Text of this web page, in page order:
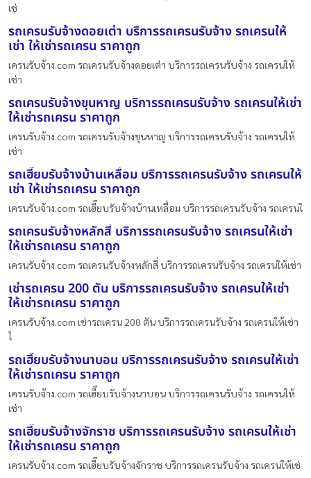
เช่
รถเครนรับจ้างดอยเต่า บริการรถเครนรับจ้าง รถเครนให้
เช่า ให้เช่ารถเครน ราคาถูก
เครนรับจ้าง.com รถเครนรับจ้างดอยเต่า บริการรถเครนรับจ้าง รถเครนให้
เช่า
รถเครนรับจ้างขุนหาญ บริการรถเครนรับจ้าง รถเครนให้เช่า
ให้เช่ารถเครน ราคาถูก
เครนรับจ้าง.com รถเครนรับจ้างขุนหาญ บริการรถเครนรับจ้าง รถเครนให้
เช่า
รถเฮี๊ยบรับจ้างบ้านเหลื่อม บริการรถเครนรับจ้าง รถเครนให้
เช่า ให้เช่ารถเครน ราคาถูก
เครนรับจ้าง.com รถเฮี๊ยบรับจ้างบ้านเหลื่อม บริการรถเครนรับจ้าง รถเครนใ
รถเครนรับจ้างหลักสี่ บริการรถเครนรับจ้าง รถเครนให้เช่า
ให้เช่ารถเครน ราคาถูก
เครนรับจ้าง.com รถเครนรับจ้างหลักสี่ บริการรถเครนรับจ้าง รถเครนให้เช่า
เช่ารถเครน 200 ตัน บริการรถเครนรับจ้าง รถเครนให้เช่า
ให้เช่ารถเครน ราคาถูก
เครนรับจ้าง.com เช่ารถเครน 200 ตัน บริการรถเครนรับจ้าง รถเครนให้เช่า
ใ
รถเฮี๊ยบรับจ้างนาบอน บริการรถเครนรับจ้าง รถเครนให้เช่า
ให้เช่ารถเครน ราคาถูก
เครนรับจ้าง.com รถเฮี๊ยบรับจ้างนาบอน บริการรถเครนรับจ้าง รถเครนให้
เช่า
รถเฮี๊ยบรับจ้างจักราช บริการรถเครนรับจ้าง รถเครนให้เช่า
ให้เช่ารถเครน ราคาถูก
เครนรับจ้าง.com รถเฮี๊ยบรับจ้างจักราช บริการรถเครนรับจ้าง รถเครนให้เช่